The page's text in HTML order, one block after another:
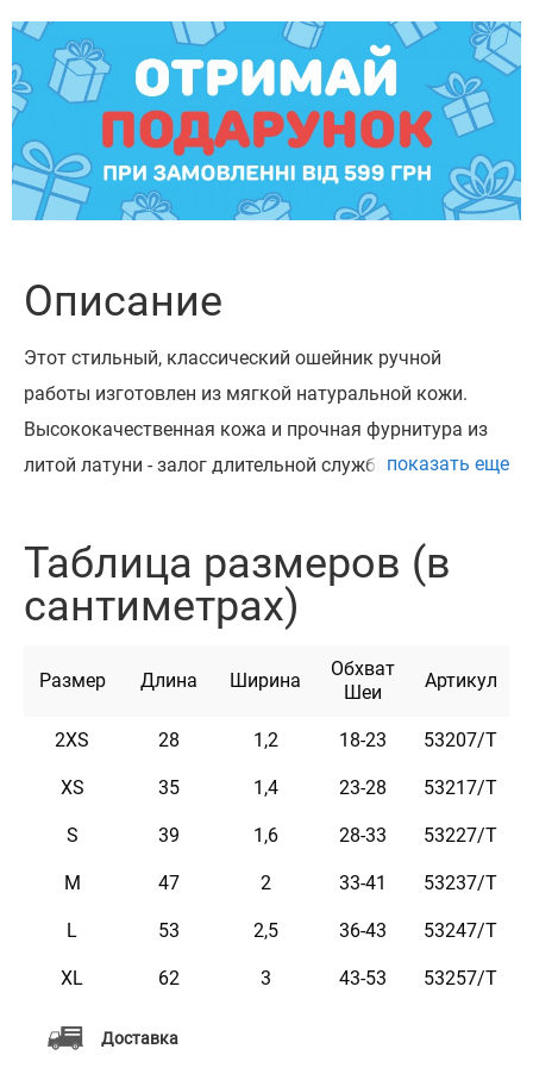
Доставка
Описание
Этот стильный, классический ошейник ручной
работы изготовлен из мягкой натуральной кожи.
Высококачественная кожа и прочная фурнитура из
литой латуни - залог длительной службы изделия.
Этот ошейник может быть укомплектован
адресником из латуни на заклепках с возможностью
размера.
оборудованием.
Ошейник доступен в цветах: черный, горчичный,
коричневый, красный, бирюзовый, розовый и
Характеристики
показать еще
Таблица размеров (в
сантиметрах)
Размер Длина Ширина
Обхват
Шеи
Артикул
2XS 28 1,2 18-23 53207/T
XS 35 1,4 23-28 53217/T
S 39 1,6 28-33 53227/T
M 47 2 33-41 53237/T
L 53 2,5 36-43 53247/T
XL 62 3 43-53 53257/T